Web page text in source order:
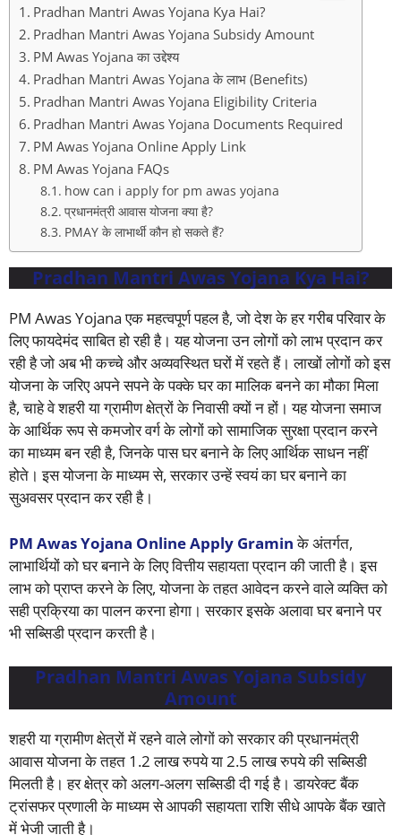
Pradhan Mantri Awas Yojana Kya Hai?
Pradhan Mantri Awas Yojana Subsidy Amount
PM Awas Yojana का उद्देश्य
Pradhan Mantri Awas Yojana के लाभ (Benefits)
Pradhan Mantri Awas Yojana Eligibility Criteria
Pradhan Mantri Awas Yojana Documents Required
PM Awas Yojana Online Apply Link
PM Awas Yojana FAQs
how can i apply for pm awas yojana
प्रधानमंत्री आवास योजना क्या है?
PMAY के लाभार्थी कौन हो सकते हैं?
Pradhan Mantri Awas Yojana Kya Hai?
PM Awas Yojana एक महत्वपूर्ण पहल है, जो देश के हर गरीब परिवार के
लिए फायदेमंद साबित हो रही है। यह योजना उन लोगों को लाभ प्रदान कर
रही है जो अब भी कच्चे और अव्यवस्थित घरों में रहते हैं। लाखों लोगों को इस
योजना के जरिए अपने सपने के पक्के घर का मालिक बनने का मौका मिला
है, चाहे वे शहरी या ग्रामीण क्षेत्रों के निवासी क्यों न हों। यह योजना समाज
के आर्थिक रूप से कमजोर वर्ग के लोगों को सामाजिक सुरक्षा प्रदान करने
का माध्यम बन रही है, जिनके पास घर बनाने के लिए आर्थिक साधन नहीं
होते। इस योजना के माध्यम से, सरकार उन्हें स्वयं का घर बनाने का
सुअवसर प्रदान कर रही है।
PM Awas Yojana Online Apply Graminके अंतर्गत,
लाभार्थियों को घर बनाने के लिए वित्तीय सहायता प्रदान की जाती है। इस
लाभ को प्राप्त करने के लिए, योजना के तहत आवेदन करने वाले व्यक्ति को
सही प्रक्रिया का पालन करना होगा। सरकार इसके अलावा घर बनाने पर
भी सब्सिडी प्रदान करती है।
Pradhan Mantri Awas Yojana Subsidy
Amount
शहरी या ग्रामीण क्षेत्रों में रहने वाले लोगों को सरकार की प्रधानमंत्री
आवास योजना के तहत 1.2 लाख रुपये या 2.5 लाख रुपये की सब्सिडी
मिलती है। हर क्षेत्र को अलग-अलग सब्सिडी दी गई है। डायरेक्ट बैंक
ट्रांसफर प्रणाली के माध्यम से आपकी सहायता राशि सीधे आपके बैंक खाते
में भेजी जाती है।